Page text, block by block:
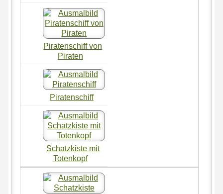
Piratenschiff von
Piraten
Piratenschiff
Schatzkiste mit
Totenkopf